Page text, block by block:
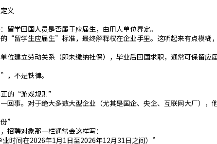
义
留学回国人员是否属于应届生，由用人单位界定。
“留学生应届生”标准，最终解释权在企业手里。这听起来有点模糊
位建立劳动关系（即未缴纳社保），毕业后回国求职，通常可保留应
不是铁律。
的“游戏规则”
回事。对于绝大多数大型企业（尤其是国企、央企、互联网大厂），
”
招聘对象那一栏通常会这样写：
时间在2026年1月1日至2026年12月31日之间）”